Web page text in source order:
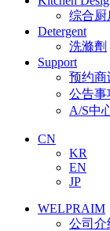
综合厨
Detergent
洗滌劑
Support
预约商
公告事
A/S中
CN
KR
EN
JP
WELPRAIM
公司介